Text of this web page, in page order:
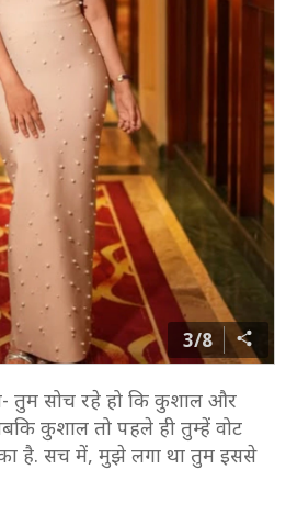
3/8
तुम सोच रहे हो कि कुशाल और
कुशाल तो पहले ही तुम्हें वोट
है. सच में, मुझे लगा था तुम इससे